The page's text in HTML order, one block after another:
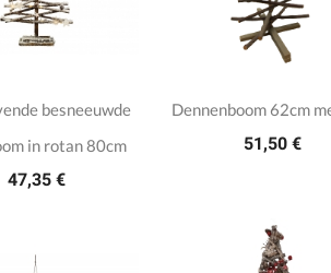
besneeuwde
in rotan 80cm
47,35 €
Dennenboom 62cm
51,50 €